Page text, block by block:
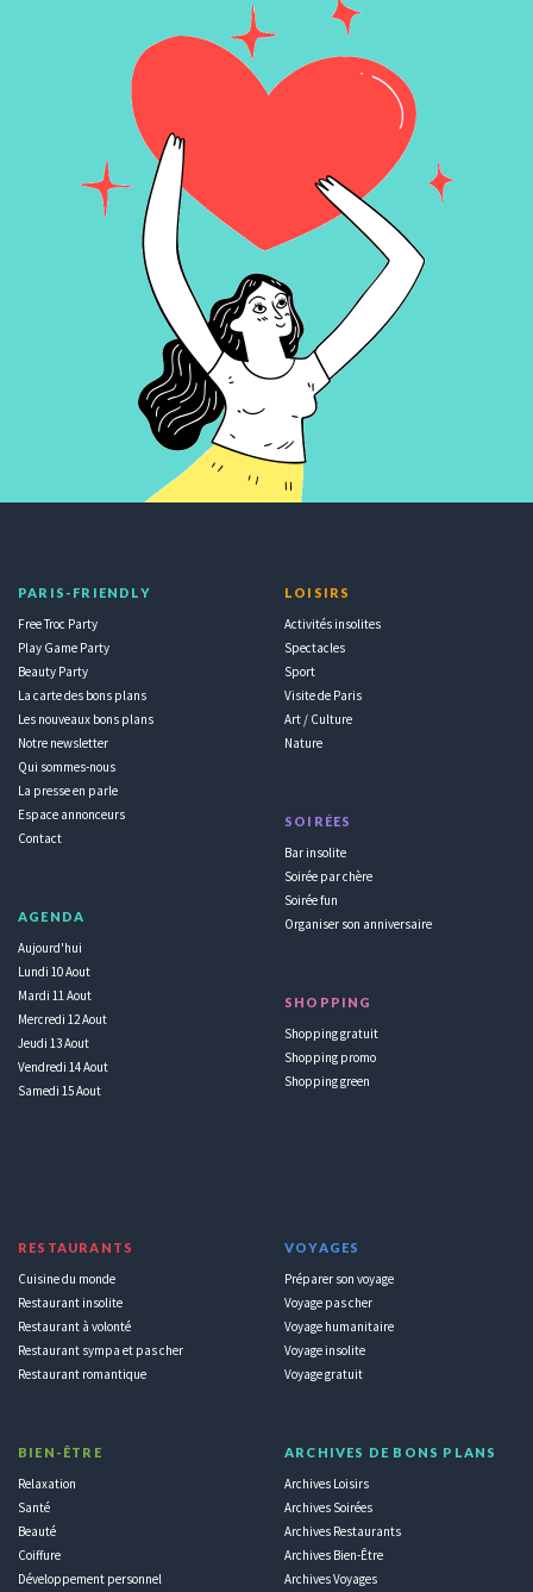
PARIS-FRIENDLY
Free Troc Party
Play Game Party
Beauty Party
La carte des bons plans
Les nouveaux bons plans
Notre newsletter
Qui sommes-nous
La presse en parle
Espace annonceurs
Contact
AGENDA
Aujourd'hui
Lundi 10 Aout
Mardi 11 Aout
Mercredi 12 Aout
Jeudi 13 Aout
Vendredi 14 Aout
Samedi 15 Aout
LOISIRS
Activités insolites
Spectacles
Sport
Visite de Paris
Art / Culture
Nature
SOIRÉES
Bar insolite
Soirée par chère
Soirée fun
Organiser son anniversaire
SHOPPING
Shopping gratuit
Shopping promo
Shopping green
RESTAURANTS
Cuisine du monde
Restaurant insolite
Restaurant à volonté
Restaurant sympa et pas cher
Restaurant romantique
BIEN-ÊTRE
Relaxation
Santé
Beauté
Coiffure
Développement personnel
VOYAGES
Préparer son voyage
Voyage pas cher
Voyage humanitaire
Voyage insolite
Voyage gratuit
ARCHIVES DE BONS PLANS
Archives Loisirs
Archives Soirées
Archives Restaurants
Archives Bien-Être
Archives Voyages